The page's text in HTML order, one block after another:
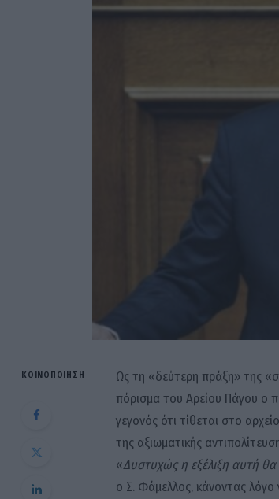
ΚΟΙΝΟΠΟΊΗΣΗ
Ως τη «δεύτερη πράξη» της
πόρισμα του Αρείου Πάγου ο
γεγονός ότι τίθεται στο
της αξιωματικής
«Δυστυχώς η εξέλιξη αυτή θα
ο Σ. Φάμελλος, κάνοντας λόγο